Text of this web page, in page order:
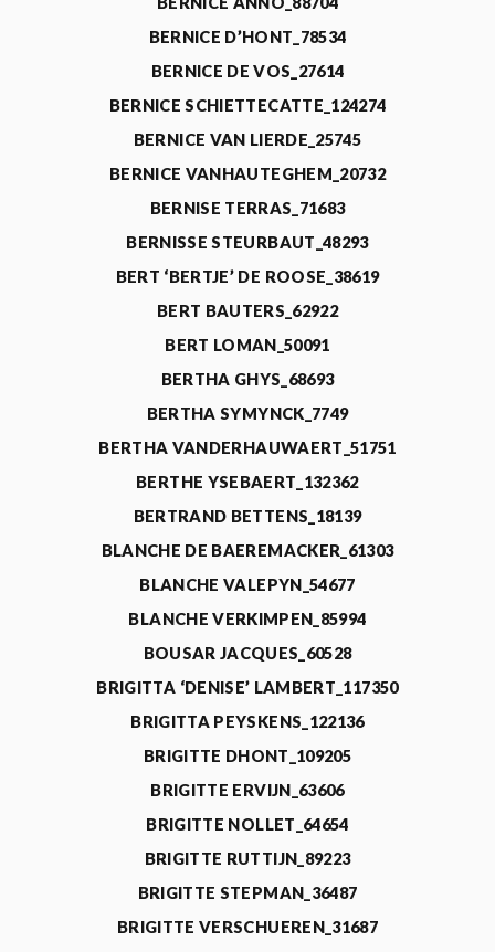
BERNICE D’HONT_78534
BERNICE DE VOS_27614
BERNICE SCHIETTECATTE_124274
BERNICE VAN LIERDE_25745
BERNICE VANHAUTEGHEM_20732
BERNISE TERRAS_71683
BERNISSE STEURBAUT_48293
BERT ‘BERTJE’ DE ROOSE_38619
BERT BAUTERS_62922
BERT LOMAN_50091
BERTHA GHYS_68693
BERTHA SYMYNCK_7749
BERTHA VANDERHAUWAERT_51751
BERTHE YSEBAERT_132362
BERTRAND BETTENS_18139
BLANCHE DE BAEREMACKER_61303
BLANCHE VALEPYN_54677
BLANCHE VERKIMPEN_85994
BOUSAR JACQUES_60528
BRIGITTA ‘DENISE’ LAMBERT_117350
BRIGITTA PEYSKENS_122136
BRIGITTE DHONT_109205
BRIGITTE ERVIJN_63606
BRIGITTE NOLLET_64654
BRIGITTE RUTTIJN_89223
BRIGITTE STEPMAN_36487
BRIGITTE VERSCHUEREN_31687